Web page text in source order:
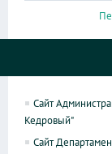
Сайт
Кедровый"
Сайт